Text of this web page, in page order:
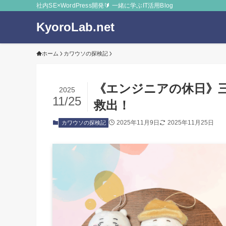
社内SE×WordPress開発🔰 一緒に学ぶIT活用Blog
KyoroLab.net
ホーム カワウソの探検記
《エンジニアの休日
救出！
2025
11/25
カワウソの探検記 2025年11月9日 2025年11月25日